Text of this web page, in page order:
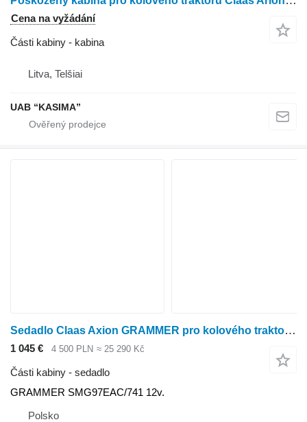
Cena na vyžádání
Části kabiny - kabina
Litva, Telšiai
UAB “KASIMA”
Sedadlo Claas Axion GRAMMER pro kolového traktoru Claas Axion
1 045 € 4 500 PLN ≈ 25 290 Kč
Části kabiny - sedadlo
GRAMMER SMG97EAC/741 12v.
Polsko